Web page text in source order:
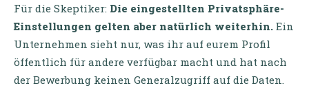
Für die Skeptiker: Die eingestellten Privatsphäre-
Einstellungen gelten aber natürlich weiterhin. Ein
Unternehmen sieht nur, was ihr auf eurem Profil
öffentlich für andere verfügbar macht und hat nach
der Bewerbung keinen Generalzugriff auf die Daten.